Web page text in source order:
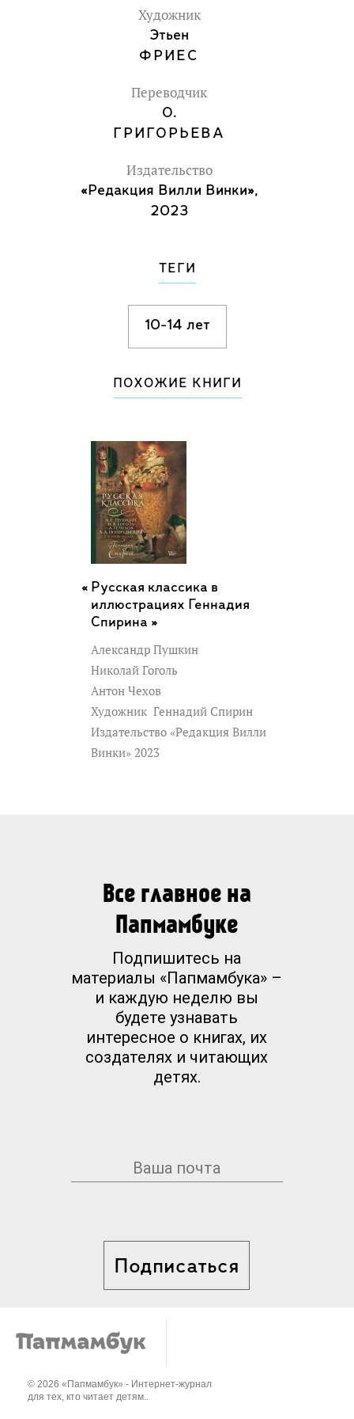
Художник
Этьен
ФРИЕС
Переводчик
О.
ГРИГОРЬЕВА
Издательство
«Редакция Вилли Винки»,
2023
ТЕГИ
10-14 лет
ПОХОЖИЕ КНИГИ
Русская классика в
иллюстрациях Геннадия
Спирина »
Александр Пушкин
Николай Гоголь
Антон Чехов
Художник Геннадий Спирин
Издательство «Редакция Вилли
Винки» 2023
Все главное на
Папмамбуке
Подпишитесь на
материалы «Папмамбука» –
и каждую неделю вы
будете узнавать
интересное о книгах, их
создателях и читающих
детях.
Подписаться
© 2026 «Папмамбук» - Интернет-журнал
для тех, кто читает детям..